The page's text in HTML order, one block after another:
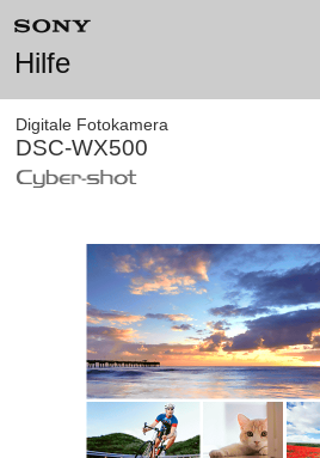
Hilfe
Digitale Fotokamera
DSC-WX500